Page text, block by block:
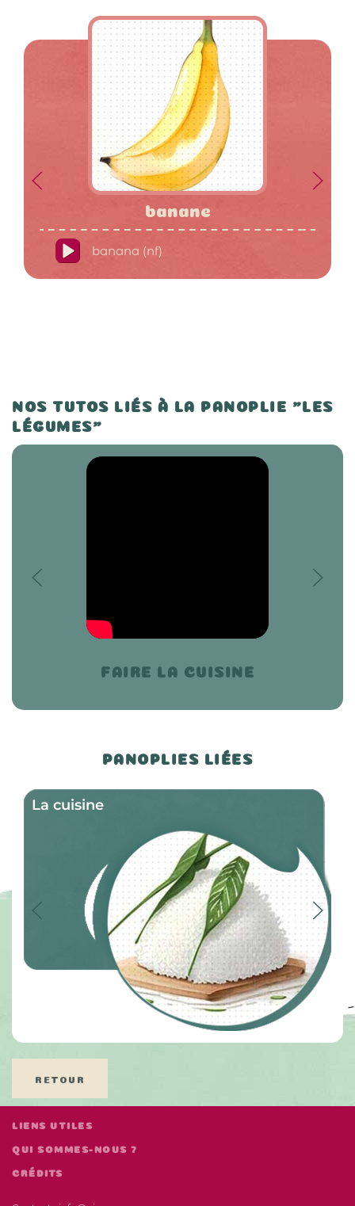
banane
banana (nf)
NOS TUTOS LIÉS À LA PANOPLIE "LES
LÉGUMES"
FAIRE LA CUISINE
PANOPLIES LIÉES
La cuisine
RETOUR
LIENS UTILES
QUI SOMMES-NOUS ?
CRÉDITS